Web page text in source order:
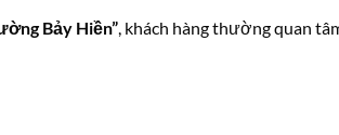
Bảy Hiền”, khách hàng thường quan